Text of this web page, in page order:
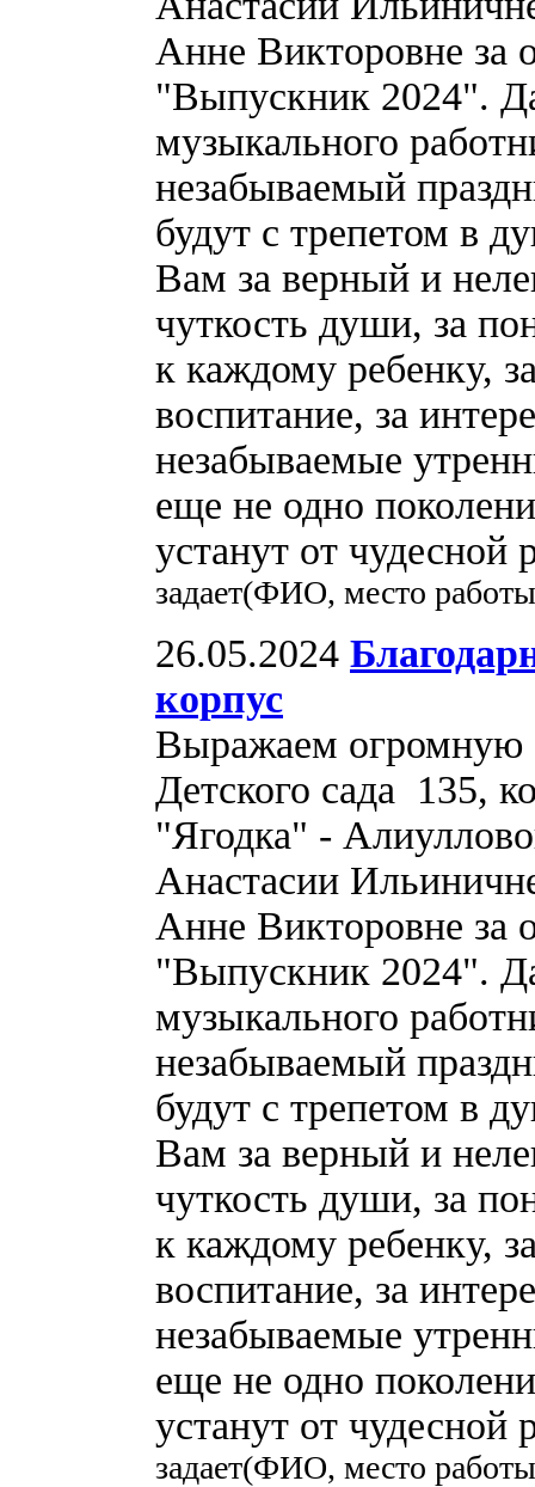
Анне Викторовне за
"Выпускник 2024".
музыкального
незабываемый
будут с трепетом в
Вам за верный и
чуткость души, за
к каждому ребенку,
воспитание, за
незабываемые
еще не одно
устанут от
задает(ФИО, место
26.05.2024
корпус
Выражаем огромную
Детского сада 135,
"Ягодка" -
Анастасии
Анне Викторовне за
"Выпускник 2024".
музыкального
незабываемый
будут с трепетом в
Вам за верный и
чуткость души, за
к каждому ребенку,
воспитание, за
незабываемые
еще не одно
устанут от
задает(ФИО, место